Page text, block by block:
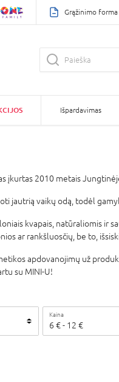
Grąžinimo forma
Išpardavimas
įkurtas 2010 metais
jautrią vaikų odą, todėl
kvapais, natūraliomis ir
ar rankšluosčių, be to,
apdovanojimų už
su MINI-U!
Kaina
6 €- 12 €